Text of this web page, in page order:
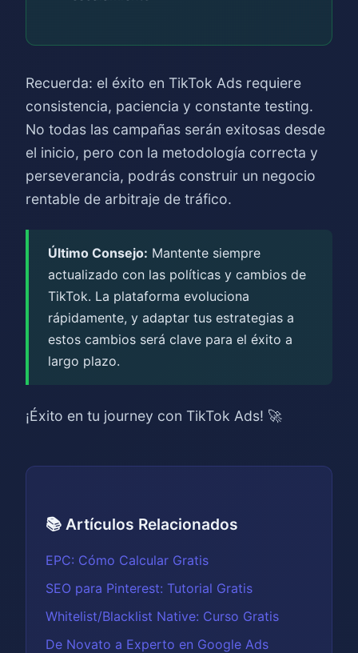
Recuerda: el éxito en TikTok Ads requiere
consistencia, paciencia y constante testing.
No todas las campañas serán exitosas desde
el inicio, pero con la metodología correcta y
perseverancia, podrás construir un negocio
rentable de arbitraje de tráfico.
Último Consejo: Mantente siempre
actualizado con las políticas y cambios de
TikTok. La plataforma evoluciona
rápidamente, y adaptar tus estrategias a
estos cambios será clave para el éxito a
largo plazo.
¡Éxito en tu journey con TikTok Ads! 🚀
📚 Artículos Relacionados
EPC: Cómo Calcular Gratis
SEO para Pinterest: Tutorial Gratis
Whitelist/Blacklist Native: Curso Gratis
De Novato a Experto en Google Ads